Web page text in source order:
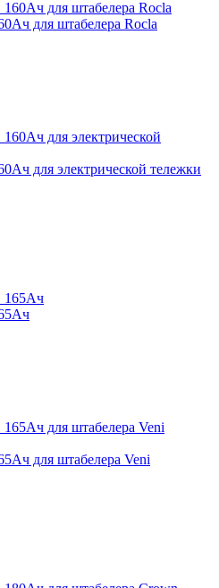
для штабелера Rocla
для электрической тележки
для штабелера Veni